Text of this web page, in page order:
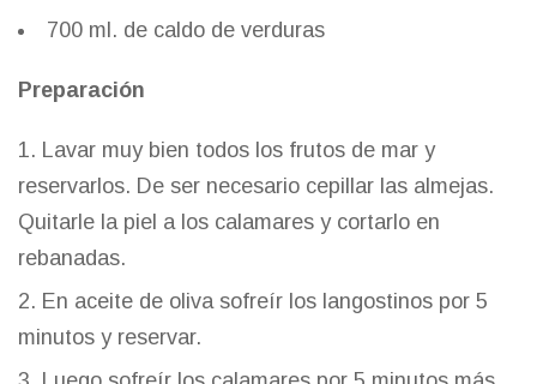
700 ml. de caldo de verduras
Preparación
Lavar muy bien todos los frutos de mar y
reservarlos. De ser necesario cepillar las almejas.
Quitarle la piel a los calamares y cortarlo en
rebanadas.
En aceite de oliva sofreír los langostinos por 5
minutos y reservar.